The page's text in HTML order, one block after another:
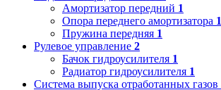
Амортизатор передний 1
Опора переднего амортизатора 1
Пружина передняя 1
Рулевое управление 2
Бачок гидроусилителя 1
Радиатор гидроусилителя 1
Система выпуска отработанных газов